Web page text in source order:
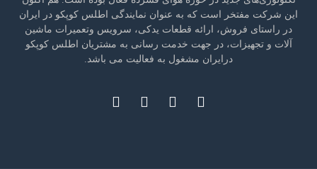
این شرکت مفتخر است که به عنوان نمایندگی اطلس کوپکو در ایران
در راستای فروش، ارائه قطعات یدکی، سرویس وتعمیرات ماشین
آلات و تجهیزات، در جهت خدمت رسانی به مشتریان اطلس کوپکو
درایران مشغول به فعالیت می باشد.